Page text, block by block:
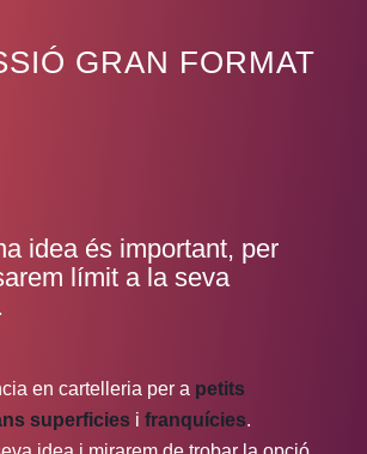
GRAN FORMAT
idea és important, per
límit a la seva
en cartelleria per a petits
superficies i franquícies.